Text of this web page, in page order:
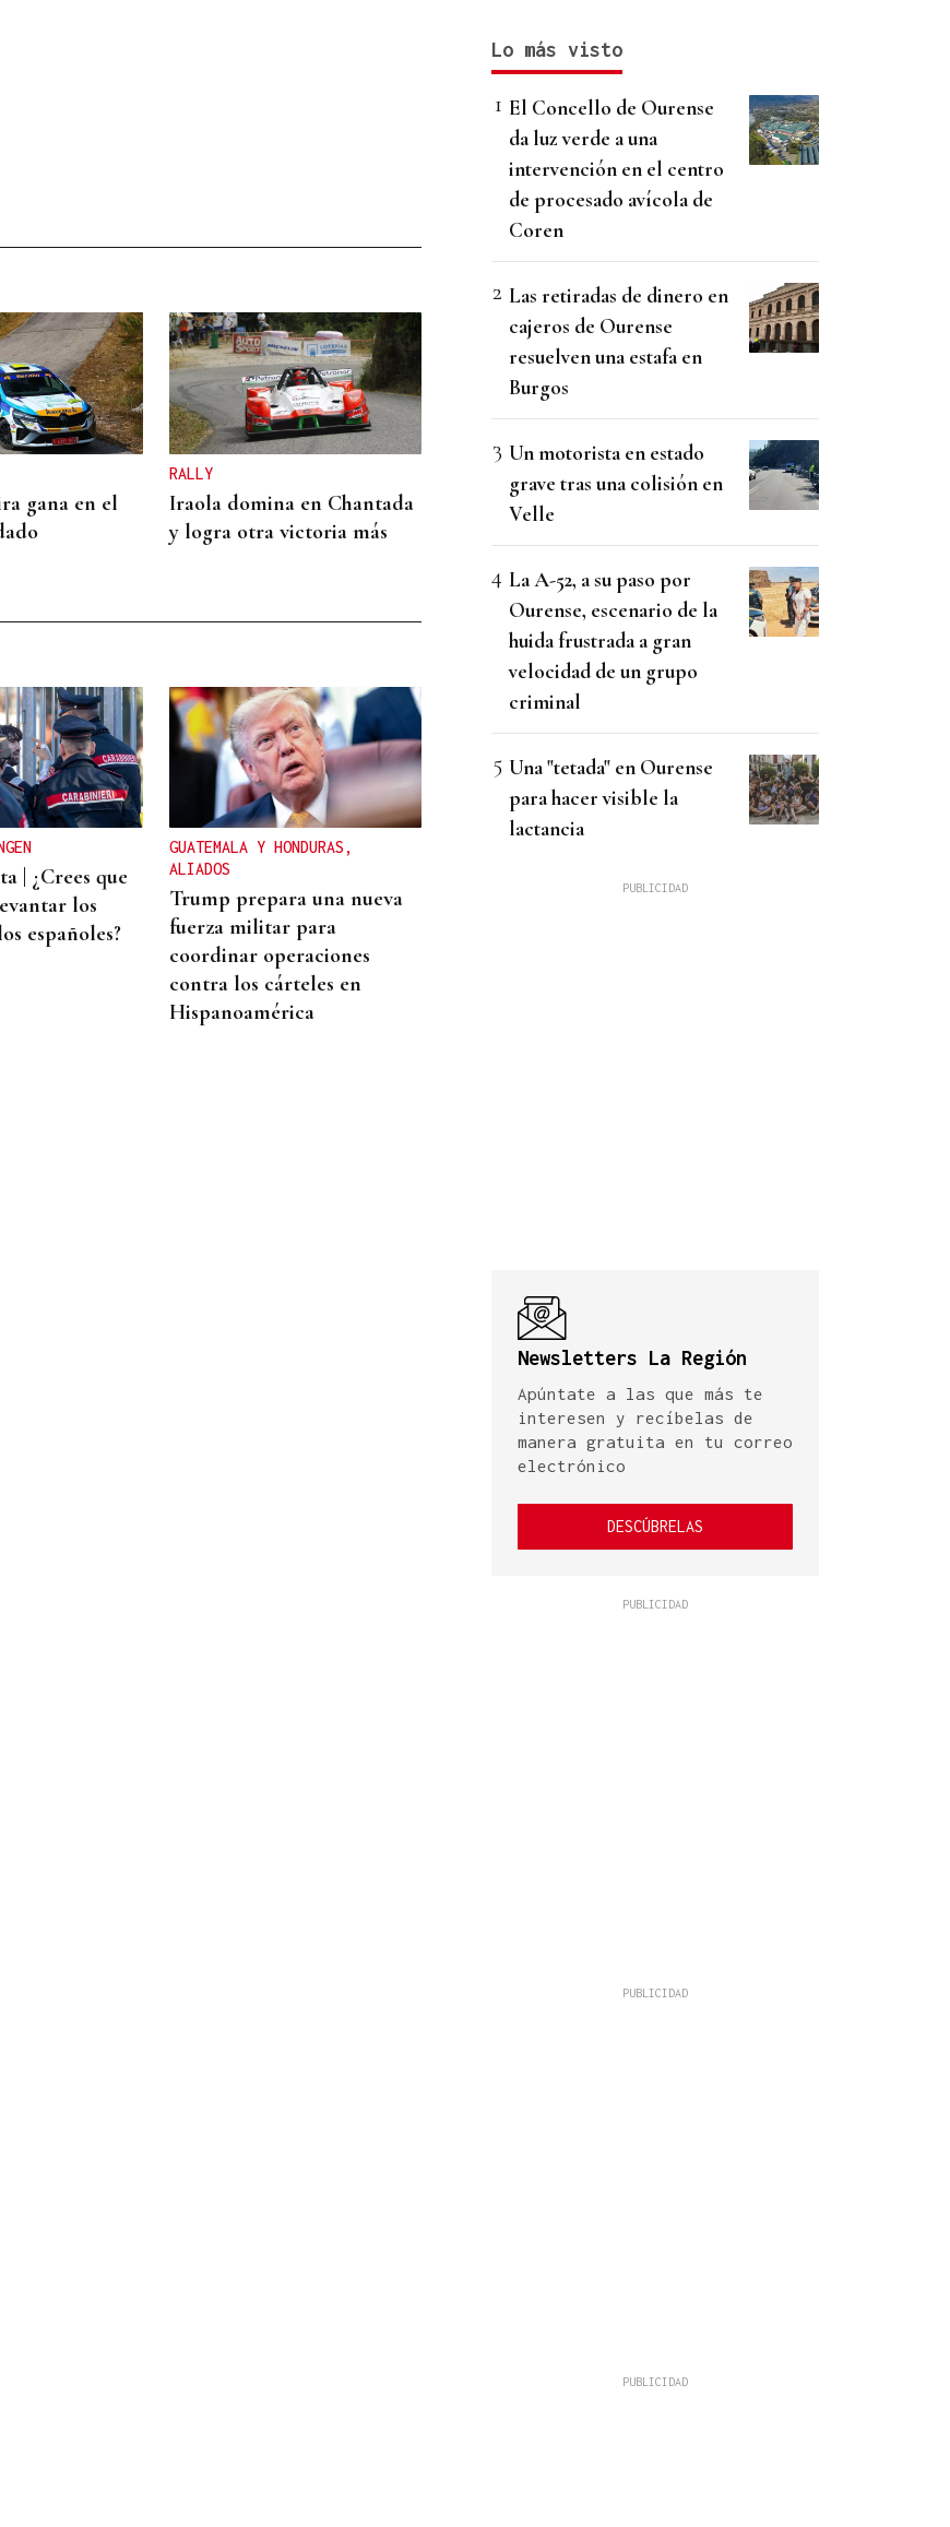
gana en el
RALLY
Iraola domina en Chantada
y logra otra victoria más
| ¿Crees que
los
españoles?
GUATEMALA Y HONDURAS,
ALIADOS
Trump prepara una nueva
fuerza militar para
coordinar operaciones
contra los cárteles en
Hispanoamérica
Lo más visto
El Concello de Ourense
da luz verde a una
intervención en el centro
de procesado avícola de
Coren
Las retiradas de dinero en
cajeros de Ourense
resuelven una estafa en
Burgos
Un motorista en estado
grave tras una colisión en
Velle
La A-52, a su paso por
Ourense, escenario de la
huida frustrada a gran
velocidad de un grupo
criminal
Una "tetada" en Ourense
para hacer visible la
lactancia
Newsletters La Región
Apúntate a las que más te
interesen y recíbelas de
manera gratuita en tu correo
electrónico
DESCÚBRELAS